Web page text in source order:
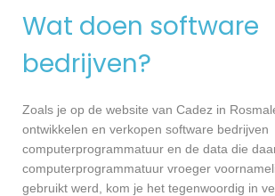
Wat doen software
bedrijven?
Zoals je op de website van Cadez in
ontwikkelen en verkopen software bedrijven
computerprogrammatuur en de data die
computerprogrammatuur vroeger
gebruikt werd, kom je het tegenwoordig in